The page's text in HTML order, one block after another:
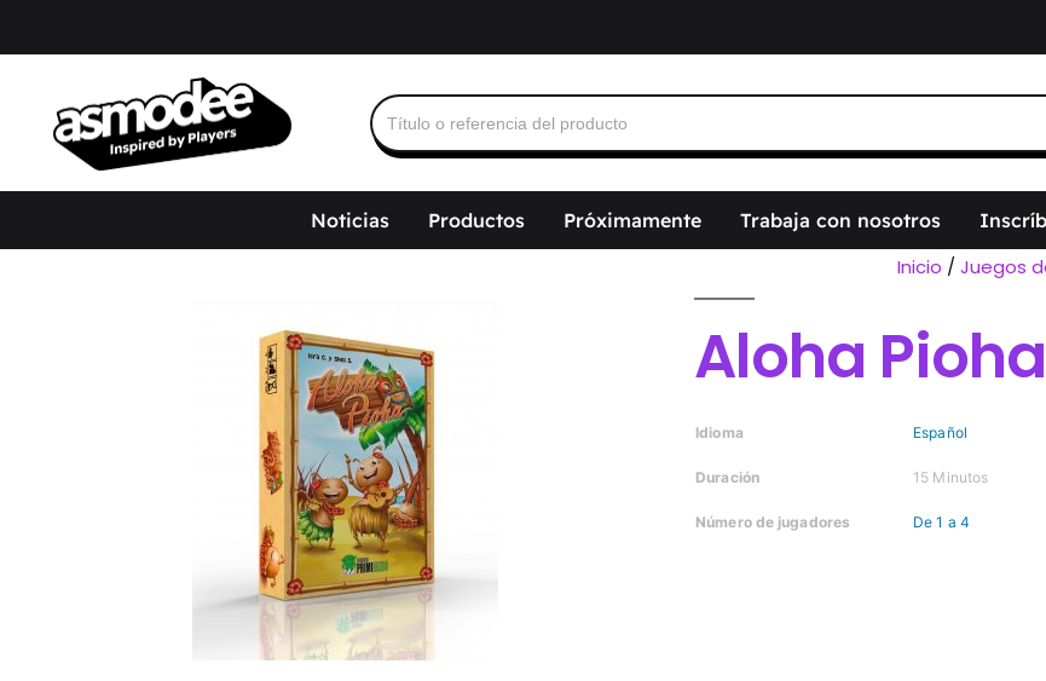
Buscar:
Noticias Productos Próximamente Trabaja con nosotros
Inicio / Juegos
Aloha Pioha
Idioma Español
Duración 15 Minutos
Número de jugadores De 1 a 4